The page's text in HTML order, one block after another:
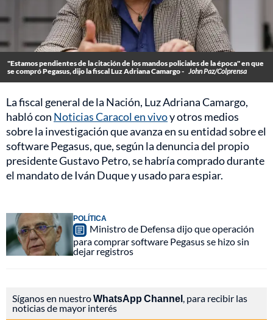
"Estamos pendientes de la citación de los mandos policiales de la época" en que
se compró Pegasus, dijo la fiscal Luz Adriana Camargo - John Paz/Colprensa
La fiscal general de la Nación, Luz Adriana Camargo,
habló con Noticias Caracol en vivoy otros medios
sobre la investigación que avanza en su entidad sobre el
software Pegasus, que, según la denuncia del propio
presidente Gustavo Petro, se habría comprado durante
el mandato de Iván Duque y usado para espiar.
POLÍTICA
Ministro de Defensa dijo que operación
para comprar software Pegasus se hizo sin
dejar registros
Síganos en nuestroWhatsApp Channel, para recibir las
noticias de mayor interés